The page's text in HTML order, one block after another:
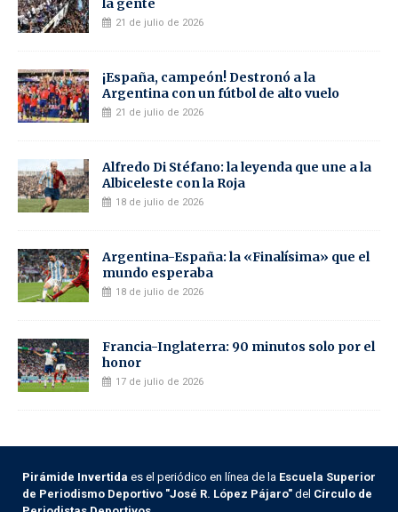
la gente
21 de julio de 2026
¡España, campeón! Destronó a la
Argentina con un fútbol de alto vuelo
21 de julio de 2026
Alfredo Di Stéfano: la leyenda que une a la
Albiceleste con la Roja
18 de julio de 2026
Argentina-España: la «Finalísima» que el
mundo esperaba
18 de julio de 2026
Francia-Inglaterra: 90 minutos solo por el
honor
17 de julio de 2026
Pirámide Invertida es el periódico en línea de la Escuela Superior
de Periodismo Deportivo "José R. López Pájaro" del Círculo de